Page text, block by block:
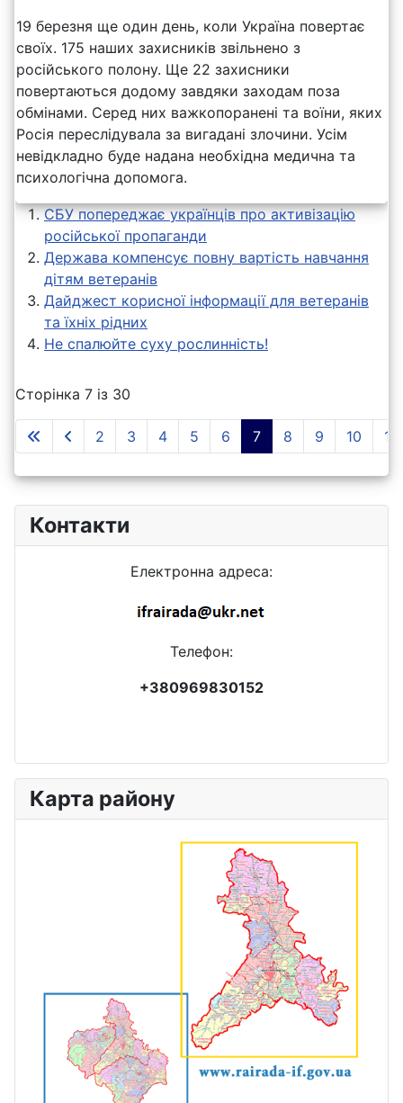
19 березня ще один день, коли Україна повертає
своїх. 175 наших захисників звільнено з
російського полону. Ще 22 захисники
повертаються додому завдяки заходам поза
обмінами. Серед них важкопоранені та воїни, яких
Росія переслідувала за вигадані злочини. Усім
невідкладно буде надана необхідна медична та
психологічна допомога.
СБУ попереджає українців про активізацію
російської пропаганди
Держава компенсує повну вартість навчання
дітям ветеранів
Дайджест корисної інформації для ветеранів
та їхніх рідних
Не спалюйте суху рослинність!
Сторінка 7 із 30
2 3 4 5 6 7 8 9 10 11
Контакти
Електронна адреса:
Телефон:
+380969830152
Карта району